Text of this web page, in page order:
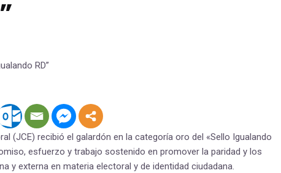
(JCE) recibió el galardón en la categoría oro del «Sello Igualando
esfuerzo y trabajo sostenido en promover la paridad y los
y externa en materia electoral y de identidad ciudadana.